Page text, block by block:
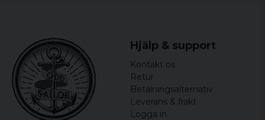
Hjälp & support
Kontakt os
Retur
Betalningsalternativ
Leverans & frakt
Logga in